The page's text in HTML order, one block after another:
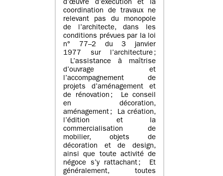
d’œuvre d’exécution et la
coordination de travaux ne
relevant pas du monopole
de l’architecte, dans les
conditions prévues par la loi
n° 77–2 du 3 janvier
1977 sur l’architecture ;
L’assistance à maîtrise
d’ouvrage et
l’accompagnement de
projets d’aménagement et
de rénovation ; Le conseil
en décoration,
aménagement ; La création,
l’édition et la
commercialisation de
mobilier, objets de
décoration et de design,
ainsi que toute activité de
négoce s’y rattachant ; Et
généralement, toutes